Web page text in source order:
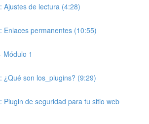
Ajustes de lectura (4:28)
Enlaces permanentes (10:55)
Módulo 1
¿Qué son los_plugins? (9:29)
Plugin de seguridad para tu sitio web